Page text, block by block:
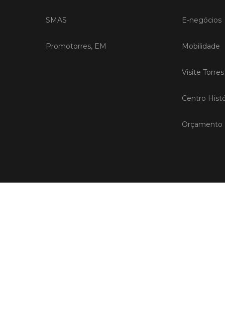
SMAS
Promotorres, EM
E-negócios
Mobilidade
Visite
Centro
Orçamento